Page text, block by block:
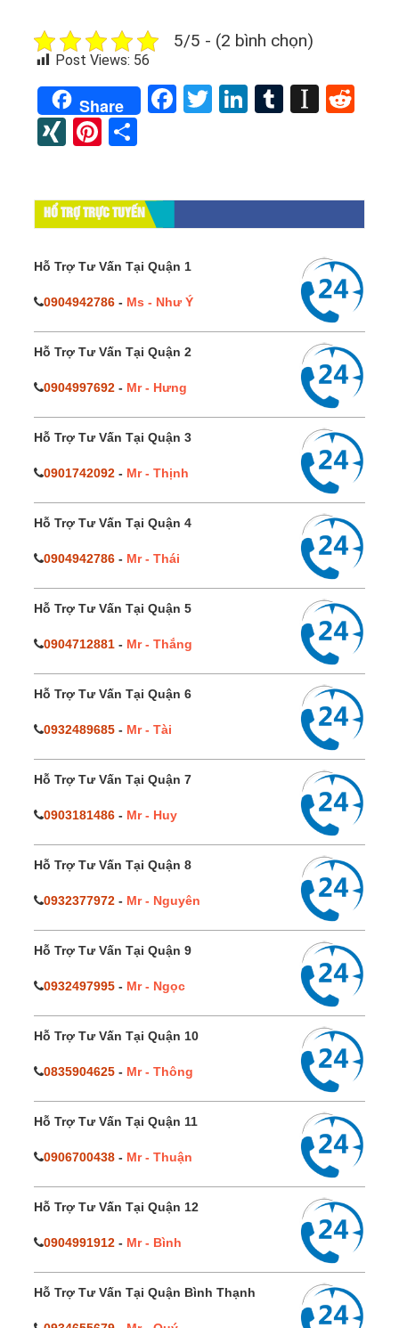
5/5 - (2 bình chọn)
Post Views: 56
Share Facebook
TwitterLinkedIn
Tumblr
XINGPinterest
HỔ TRỢ TRỰC TUYẾN
Hỗ Trợ Tư Vấn Tại Quận 1
0904942786 - Ms - Như Ý
Hỗ Trợ Tư Vấn Tại Quận 2
0904997692 - Mr - Hưng
Hỗ Trợ Tư Vấn Tại Quận 3
0901742092 - Mr - Thịnh
Hỗ Trợ Tư Vấn Tại Quận 4
0904942786 - Mr - Thái
Hỗ Trợ Tư Vấn Tại Quận 5
0904712881 - Mr - Thắng
Hỗ Trợ Tư Vấn Tại Quận 6
0932489685 - Mr - Tài
Hỗ Trợ Tư Vấn Tại Quận 7
0903181486 - Mr - Huy
Hỗ Trợ Tư Vấn Tại Quận 8
0932377972 - Mr - Nguyên
Hỗ Trợ Tư Vấn Tại Quận 9
0932497995 - Mr - Ngọc
Hỗ Trợ Tư Vấn Tại Quận 10
0835904625 - Mr - Thông
Hỗ Trợ Tư Vấn Tại Quận 11
0906700438 - Mr - Thuận
Hỗ Trợ Tư Vấn Tại Quận 12
0904991912 - Mr - Bình
Hỗ Trợ Tư Vấn Tại Quận Bình Thạnh